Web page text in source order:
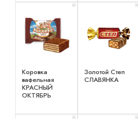
x 1
Коровка
вафельная
КРАСНЫЙ
ОКТЯБРЬ
x 1
Золотой Степ
СЛАВЯНКА
x 1 x 1